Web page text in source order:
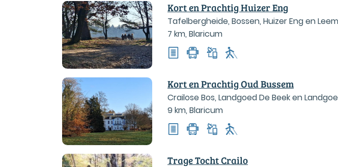
Kort en Prachtig Huizer Eng
Tafelbergheide, Bossen, Huizer Eng en
7 km, Blaricum
Kort en Prachtig Oud Bussem
Crailose Bos, Landgoed De Beek en
9 km, Blaricum
Trage Tocht Crailo